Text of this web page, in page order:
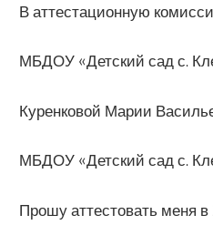
В аттестационную
МБДОУ «Детский сад с.
Куренковой Марии
МБДОУ «Детский сад с.
Прошу аттестовать меня